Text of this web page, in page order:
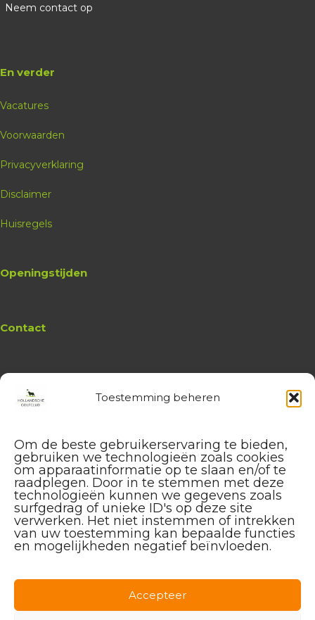
Toestemming beheren
Om de beste gebruikerservaring te bieden,
gebruiken we technologieën zoals cookies
om apparaatinformatie op te slaan en/of te
raadplegen. Door in te stemmen met deze
technologieën kunnen we gegevens zoals
surfgedrag of unieke ID's op deze site
verwerken. Het niet instemmen of intrekken
van uw toestemming kan bepaalde functies
en mogelijkheden negatief beïnvloeden.
Accepteer
Neem contact op
En verder
Vacatures
Voorwaarden
Privacyverklaring
Disclaimer
Huisregels
Openingstijden
Contact
WebsiteHollandsche Golfclub
administratie
service@hollandschegolfclub.nl
Vragen aan deGolfschool
over Golfstart, Themalessen, etc.
golfstart@hollandschegolfclub.nl
Vragen aanSales & Events